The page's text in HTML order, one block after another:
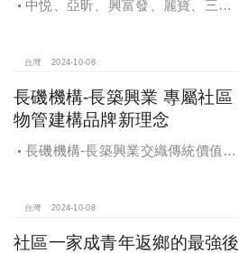
中悦、亞昕、興富發、麗寶、三發
未來還陸續有超過7萬坪辦公樓面積新
台灣 2024-10-08
長磯機構-長築興業 專屬社區
物管建構品牌新理念
長磯機構-長築興業交織傳統價值與
家邸「長築白樓1」
台灣 2024-10-08
社區一家成青年返鄉的最強後